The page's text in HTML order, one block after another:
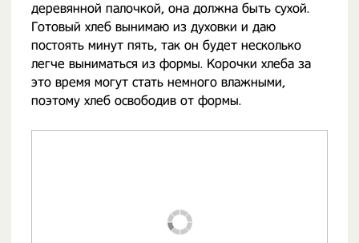
деревянной палочкой, она должна быть сухой.
Готовый хлеб вынимаю из духовки и даю
постоять минут пять, так он будет несколько
легче выниматься из формы. Корочки хлеба за
это время могут стать немного влажными,
поэтому хлеб освободив от формы.